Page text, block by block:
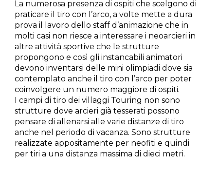
La numerosa presenza di ospiti che scelgono di
praticare il tiro con l’arco, a volte mette a dura
prova il lavoro dello staff d’animazione che in
molti casi non riesce a interessare i neoarcieri in
altre attività sportive che le strutture
propongono e così gli instancabili animatori
devono inventarsi delle mini olimpiadi dove sia
contemplato anche il tiro con l’arco per poter
coinvolgere un numero maggiore di ospiti.
I campi di tiro dei villaggi Touring non sono
strutture dove arcieri già tesserati possono
pensare di allenarsi alle varie distanze di tiro
anche nel periodo di vacanza. Sono strutture
realizzate appositamente per neofiti e quindi
per tiri a una distanza massima di dieci metri.